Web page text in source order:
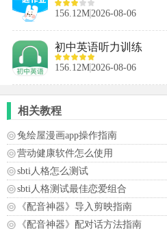
156.12M2026-08-06
初中英语听力训练
156.12M2026-08-06
相关教程
兔绘屋漫画app操作指南
营动健康软件怎么使用
sbti人格怎么测试
sbti人格测试最佳恋爱组合
《配音神器》导入剪映指南
《配音神器》配对话方法指南